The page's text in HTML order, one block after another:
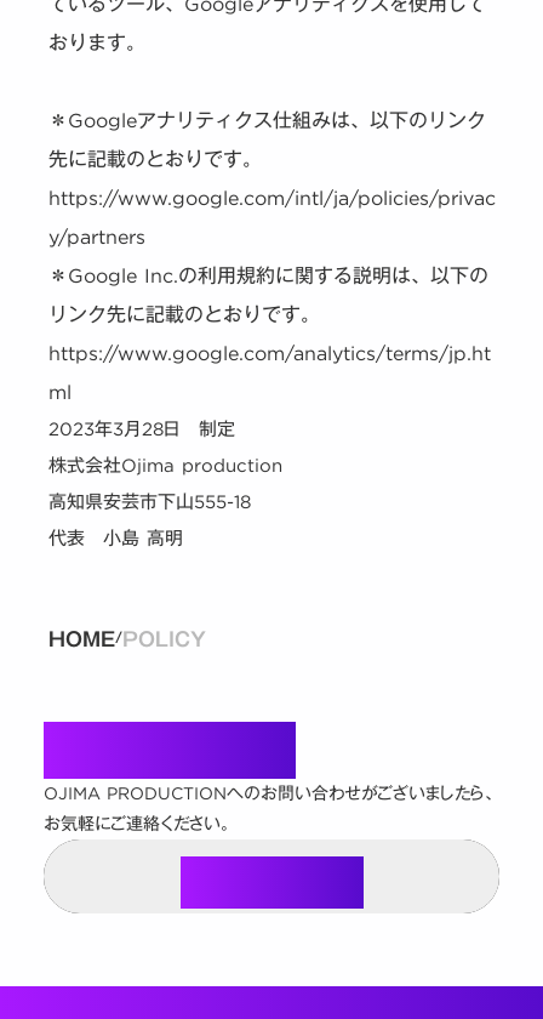
おります。
＊Googleアナリティクス仕組みは、以下のリンク
先に記載のとおりです。
https://www.google.com/intl/ja/policies/privac
y/partners
＊Google Inc.の利用規約に関する説明は、以下の
リンク先に記載のとおりです。
https://www.google.com/analytics/terms/jp.ht
ml
2023年3月28日 制定
株式会社Ojima production
高知県安芸市下山555-18
代表 小島 高明
HOME/POLICY
Contact
OJIMA PRODUCTIONへのお問い合わせがございましたら、
お気軽にご連絡ください。